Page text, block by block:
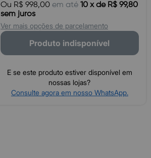
Ou R$ 998,00em até 10 x de R$ 99,80
sem juros
Ver mais opções de parcelamento
Produto indisponível
E se este produto estiver disponível em
nossas lojas?
Consulte agora em nosso WhatsApp.